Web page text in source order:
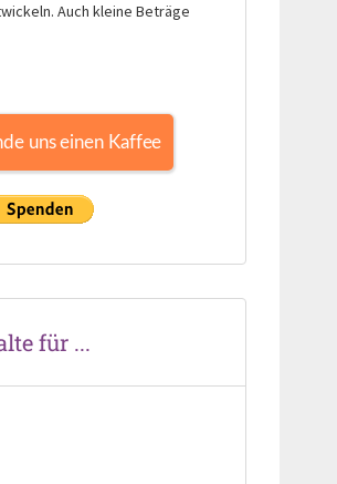
Auch kleine Beträge
uns einen Kaffee
für ...